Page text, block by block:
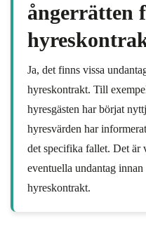
ångerrätten
Ja, det finns vissa
hyreskontrakt. Till
hyresgästen har börjat
hyresvärden har
det specifika fallet. Det är
eventuella undantag
hyreskontrakt.